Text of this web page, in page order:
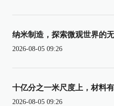
纳米制造，探索微观世界的
2026-08-05 09:26
十亿分之一米尺度上，材料
2026-08-05 09:26